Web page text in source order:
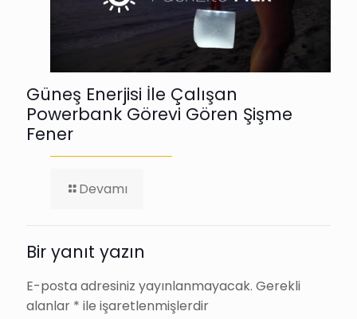
Güneş Enerjisi İle Çalışan
Powerbank Görevi Gören Şişme
Fener
Devamı
Çalışan
Powerbank
Görevi
Gören
Şişme
Bir yanıt yazın
E-posta adresiniz yayınlanmayacak. Gerekli
alanlar * ile işaretlenmişlerdir